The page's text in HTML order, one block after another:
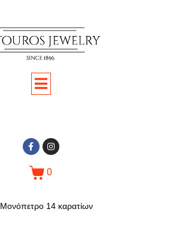
0
Μονόπετρο 14 καρατίων